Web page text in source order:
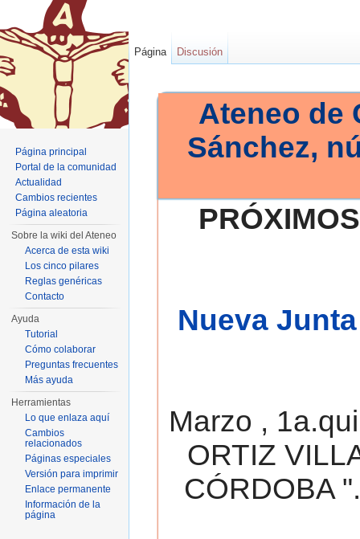
Ateneo de
Sánchez,
Nueva
Marzo ,
ORTIZ
CÓRDOBA
Página Discusión
Página principal
Portal de la comunidad
Actualidad
Cambios recientes
Página aleatoria
Sobre la wiki del Ateneo
Acerca de esta wiki
Los cinco pilares
Reglas genéricas
Contacto
Ayuda
Tutorial
Cómo colaborar
Preguntas frecuentes
Más ayuda
Herramientas
Lo que enlaza aquí
Cambios
relacionados
Páginas especiales
Versión para imprimir
Enlace permanente
Información de la
página